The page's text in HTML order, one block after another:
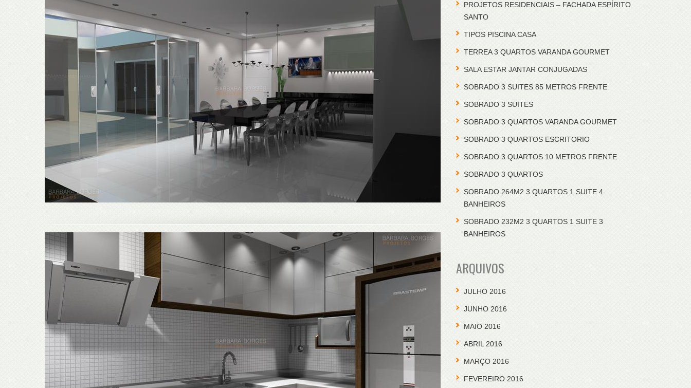
PROJETOS RESIDENCIAIS – FACHADA ESPÍRITO
SANTO
TIPOS PISCINA CASA
TERREA 3 QUARTOS VARANDA GOURMET
SALA ESTAR JANTAR CONJUGADAS
SOBRADO 3 SUITES 85 METROS FRENTE
SOBRADO 3 SUITES
SOBRADO 3 QUARTOS VARANDA GOURMET
SOBRADO 3 QUARTOS ESCRITORIO
SOBRADO 3 QUARTOS 10 METROS FRENTE
SOBRADO 3 QUARTOS
SOBRADO 264M2 3 QUARTOS 1 SUITE 4
BANHEIROS
SOBRADO 232M2 3 QUARTOS 1 SUITE 3
BANHEIROS
ARQUIVOS
JULHO 2016
JUNHO 2016
MAIO 2016
ABRIL 2016
MARÇO 2016
FEVEREIRO 2016